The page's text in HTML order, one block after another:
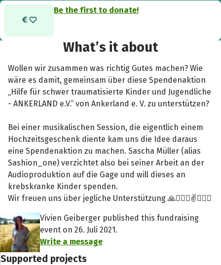
Be the first to donate!
What’s it about
Wollen wir zusammen was richtig Gutes machen? Wie
wäre es damit, gemeinsam über diese Spendenaktion
„Hilfe für schwer traumatisierte Kinder und Jugendliche
- ANKERLAND e.V.“ von Ankerland e. V. zu unterstützen?
Bei einer musikalischen Session, die eigentlich einem
Hochzeitsgeschenk diente kam uns die Idee daraus
eine Spendenaktion zu machen. Sascha Müller (alias
Sashion_one) verzichtet also bei seiner Arbeit an der
Audioproduktion auf die Gage und will dieses an
krebskranke Kinder spenden.
Wir freuen uns über jegliche Unterstützung 🙏🙋🏻‍♀️✌️🙋🏼‍♂️
Vivien Geiberger published this fundraising
event on 26. Juli 2021.
Write a message
Supported projects